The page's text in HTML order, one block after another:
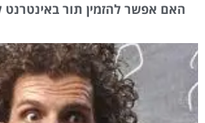
האם אפשר להזמין תור באינטרנט